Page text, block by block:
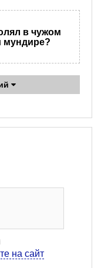
в чужом
мундире?
на сайт